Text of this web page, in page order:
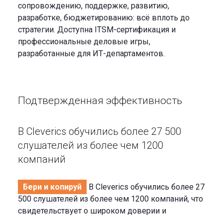
сопровождению, поддержке, развитию,
разработке, бюджетированию: всё вплоть до
стратегии. Доступна ITSM-сертификация и
профессиональные деловые игры,
разработанные для ИТ-департаментов.
Подтвержденная эффективность
В Cleverics обучились более 27 500
слушателей из более чем 1200
компаний
Бери и копируй
В Cleverics обучились более 27
500 слушателей из более чем 1200 компаний, что
свидетельствует о широком доверии и